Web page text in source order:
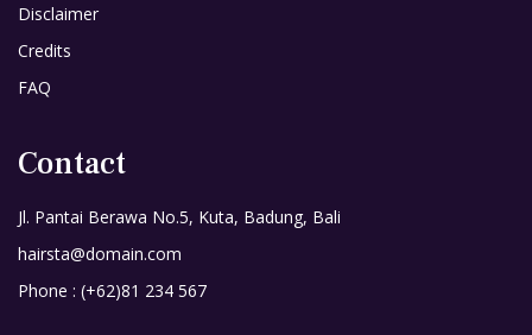
Disclaimer
Credits
FAQ
Contact
Jl. Pantai Berawa No.5, Kuta, Badung, Bali
hairsta@domain.com
Phone : (+62)81 234 567